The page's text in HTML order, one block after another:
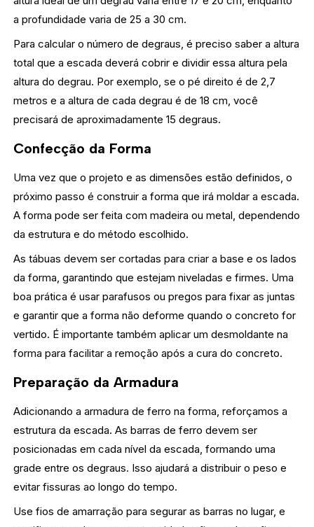
a profundidade varia de 25 a 30 cm.
Para calcular o número de degraus, é preciso saber a altura
total que a escada deverá cobrir e dividir essa altura pela
altura do degrau. Por exemplo, se o pé direito é de 2,7
metros e a altura de cada degrau é de 18 cm, você
precisará de aproximadamente 15 degraus.
Confecção da Forma
Uma vez que o projeto e as dimensões estão definidos, o
próximo passo é construir a forma que irá moldar a escada.
A forma pode ser feita com madeira ou metal, dependendo
da estrutura e do método escolhido.
As tábuas devem ser cortadas para criar a base e os lados
da forma, garantindo que estejam niveladas e firmes. Uma
boa prática é usar parafusos ou pregos para fixar as juntas
e garantir que a forma não deforme quando o concreto for
vertido. É importante também aplicar um desmoldante na
forma para facilitar a remoção após a cura do concreto.
Preparação da Armadura
Adicionando a armadura de ferro na forma, reforçamos a
estrutura da escada. As barras de ferro devem ser
posicionadas em cada nível da escada, formando uma
grade entre os degraus. Isso ajudará a distribuir o peso e
evitar fissuras ao longo do tempo.
Use fios de amarração para segurar as barras no lugar, e